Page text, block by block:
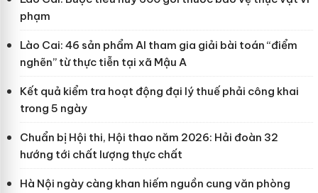
phạm
Lào Cai: 46 sản phẩm AI tham gia giải bài toán “điểm
nghẽn” từ thực tiễn tại xã Mậu A
Kết quả kiểm tra hoạt động đại lý thuế phải công khai
trong 5 ngày
Chuẩn bị Hội thi, Hội thao năm 2026: Hải đoàn 32
hướng tới chất lượng thực chất
Hà Nội ngày càng khan hiếm nguồn cung văn phòng